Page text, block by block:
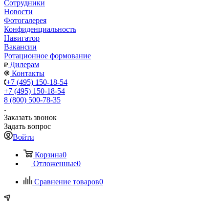
Сотрудники
Новости
Фотогалерея
Конфиденциальность
Навигатор
Вакансии
Ротационное формование
Дилерам
Контакты
+7 (495) 150-18-54
+7 (495) 150-18-54
8 (800) 500-78-35
Заказать звонок
Задать вопрос
Войти
Корзина0
Отложенные0
Сравнение товаров0